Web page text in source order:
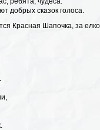
добрых сказок голоса.
Красная Шапочка, за